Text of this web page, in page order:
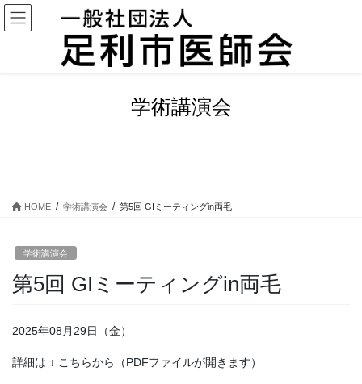
コ
ン
ナ
ビ
学術講演会
HOME 学術講演会 第5回 GIミーティングin両毛
学術講演会
第5回 GIミーティングin両毛
2025年08月29日（金）
詳細は ↓ こちらから（PDFファイルが開きます）